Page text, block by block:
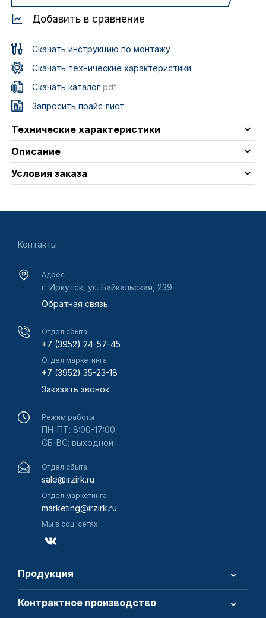
Добавить в сравнение
Скачать инструкцию по монтажу
Скачать технические характеристики
Скачать каталогpdf
Запросить прайс лист
Технические характеристики
Описание
Условия заказа
Контакты
Адрес
г. Иркутск, ул. Байкальская, 239
Обратная связь
Отдел сбыта
+7 (3952) 24-57-45
Отдел маркетинга
+7 (3952) 35-23-18
Заказать звонок
Режим работы
ПН-ПТ: 8:00-17:00
СБ-ВС: выходной
Отдел сбыта
sale@irzirk.ru
Отдел маркетинга
marketing@irzirk.ru
Мы в соц. сетях
Продукция
Контрактное производство